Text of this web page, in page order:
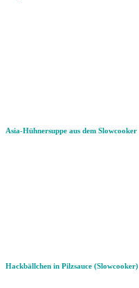
Asia-Hühnersuppe aus dem Slowcooker
Hackbällchen in Pilzsauce (Slowcooker)